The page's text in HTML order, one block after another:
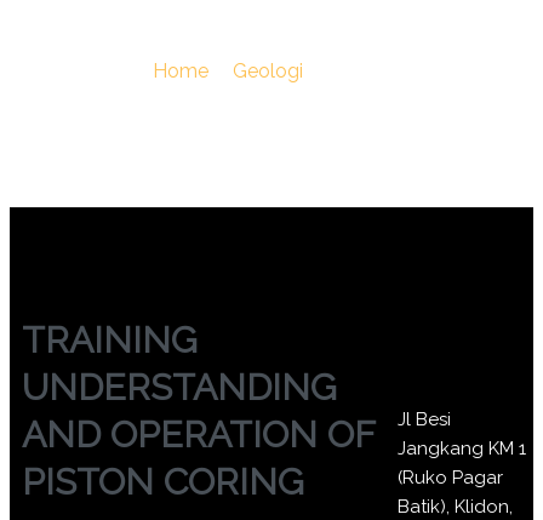
Home Geologi
TRAINING
UNDERSTANDING
AND OPERATION OF
PISTON CORING
Jl Besi
Jangkang KM 1
(Ruko Pagar
Batik), Klidon,